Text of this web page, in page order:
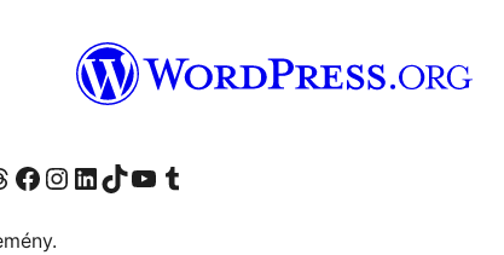
csatornánk
Threads account
Facebook oldalunk megtekintése
Visit our Instagram account
Visit our LinkedIn account
Visit our TikTok account
Visit our YouTube channel
Visit our Tumblr account